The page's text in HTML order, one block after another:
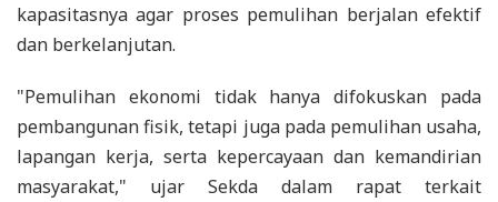
kapasitasnya agar proses pemulihan berjalan efektif
dan berkelanjutan.
"Pemulihan ekonomi tidak hanya difokuskan pada
pembangunan fisik, tetapi juga pada pemulihan usaha,
lapangan kerja, serta kepercayaan dan kemandirian
masyarakat," ujar Sekda dalam rapat terkait